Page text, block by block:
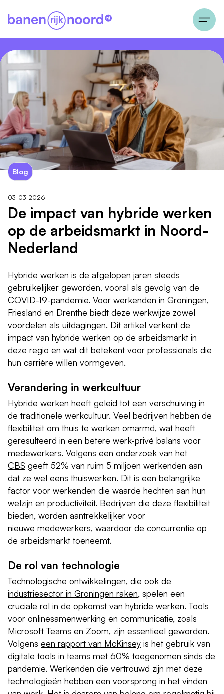
Blog
03-03-2026
De impact van hybride werken
op de arbeidsmarkt in Noord-
Nederland
Hybride werken is de afgelopen jaren steeds
gebruikelijker geworden, vooral als gevolg van de
COVID-19-pandemie. Voor werkenden in Groningen,
Friesland en Drenthe biedt deze werkwijze zowel
voordelen als uitdagingen. Dit artikel verkent de
impact van hybride werken op de arbeidsmarkt in
deze regio en wat dit betekent voor professionals die
hun carrière willen vormgeven.
Verandering in werkcultuur
Hybride werken heeft geleid tot een verschuiving in
de traditionele werkcultuur. Veel bedrijven hebben de
flexibiliteit om thuis te werken omarmd, wat heeft
geresulteerd in een betere werk-privé balans voor
medewerkers. Volgens een onderzoek van het
CBS geeft 52% van ruim 5 miljoen werkenden aan
dat ze wel eens thuiswerken. Dit is een belangrijke
factor voor werkenden die waarde hechten aan hun
welzijn en productiviteit. Bedrijven die deze flexibiliteit
bieden, worden aantrekkelijker voor
nieuwe medewerkers, waardoor de concurrentie op
de arbeidsmarkt toeneemt.
De rol van technologie
Technologische ontwikkelingen, die ook de
industriesector in Groningen raken, spelen een
cruciale rol in de opkomst van hybride werken. Tools
voor onlinesamenwerking en communicatie, zoals
Microsoft Teams en Zoom, zijn essentieel geworden.
Volgens een rapport van McKinsey is het gebruik van
digitale tools in teams met 60% toegenomen sinds de
pandemie. Werkenden die vertrouwd zijn met deze
technologieën hebben een voorsprong in het vinden